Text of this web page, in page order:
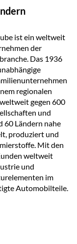
ist ein weltweit
der
Das 1936
regionalen
gegen 600
und
60 Ländern nahe
produziert und
Mit den
weltweit
und
im
Automobilteile.